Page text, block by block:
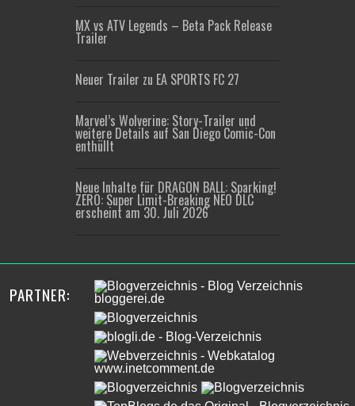
MX vs ATV Legends – Beta Pack Release
Trailer
Neuer Trailer zu EA SPORTS FC 27
Marvel’s Wolverine: Story-Trailer und
weitere Details auf San Diego Comic-Con
enthüllt
Neue Inhalte für DRAGON BALL: Sparking!
ZERO: Super Limit-Breaking NEO DLC
erscheint am 30. Juli 2026
PARTNER: